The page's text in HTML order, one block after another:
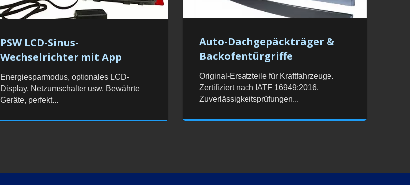
PSW LCD-Sinus-
Wechselrichter mit App
Energiesparmodus, optionales LCD-
Display, Netzumschalter usw. Bewährte
Geräte, perfekt...
Auto-Dachgepäckträger &
Backofentürgriffe
Original-Ersatzteile für Kraftfahrzeuge.
Zertifiziert nach IATF 16949:2016.
Zuverlässigkeitsprüfungen...